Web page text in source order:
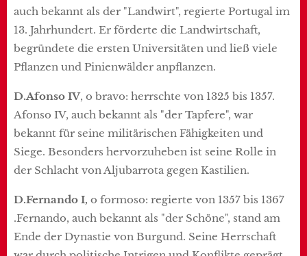
auch bekannt als der "Landwirt", regierte Portugal im
13. Jahrhundert. Er förderte die Landwirtschaft,
begründete die ersten Universitäten und ließ viele
Pflanzen und Pinienwälder anpflanzen.
D.Afonso IV, o bravo: herrschte von 1325 bis 1357.
Afonso IV, auch bekannt als "der Tapfere", war
bekannt für seine militärischen Fähigkeiten und
Siege. Besonders hervorzuheben ist seine Rolle in
der Schlacht von Aljubarrota gegen Kastilien.
D.Fernando I, o formoso: regierte von 1357 bis 1367
.Fernando, auch bekannt als "der Schöne", stand am
Ende der Dynastie von Burgund. Seine Herrschaft